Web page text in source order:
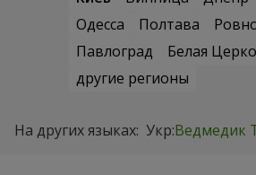
Одесса
Полтава
Павлоград
Белая
другие регионы
На других языках: Укр:Ведмедик